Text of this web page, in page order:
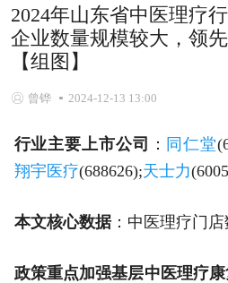
2024年山东省中医理疗
企业数量规模较大，领
【组图】
曾铧 2024-12-13 13:00
行业主要上市公司 ： 同仁堂
翔宇医疗(688626);天士力
本文核心数据：中医理疗门店
政策重点加强基层中医理疗